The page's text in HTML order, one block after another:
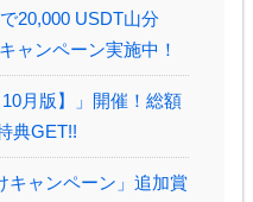
20,000 USDT山分
ャンペーン実施中！
月版】」開催！総額
典GET!!
キャンペーン」追加賞